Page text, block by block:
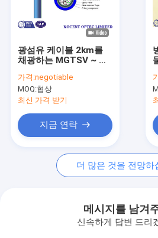
우리 에 관한 것
저희와 연락
뉴스
인용 을 요청 하십시오
광 점퍼 코드
광섬유 케이블 2km를
채광하는 MGTSV ~ 파
에 의하여 씩 구릅니다
가격:negotiable
MOQ:협상
최신 가격 받기
지금 연락
더 많은 것을 전망하
메시지를 남겨
신속하게 답변 드리